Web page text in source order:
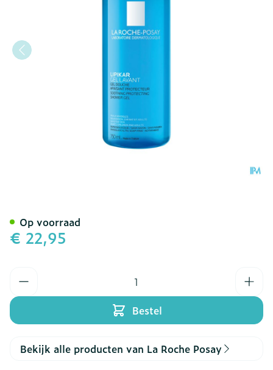
€ 22,95
Bestel
Op voorraad
Bekijk alle producten van La Roche Posay